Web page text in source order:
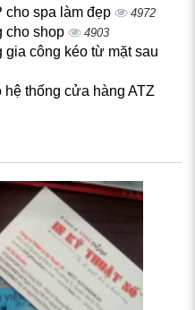
cho spa làm đẹp 4972
cho shop 4903
gia công kéo từ mặt sau
hệ thống cửa hàng ATZ